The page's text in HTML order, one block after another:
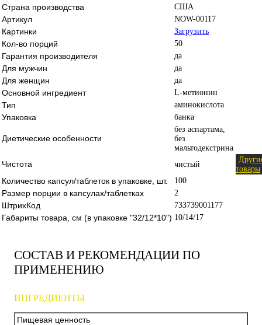
Страна производства США
Артикул NOW-00117
Картинки Загрузить
Кол-во порций 50
Гарантия производителя да
Для мужчин да
Для женщин да
Основной ингредиент L-метионин
Тип аминокислота
Упаковка банка
Диетические особенности
без аспартама,
без
мальтодекстрина
Чистота чистый
товары
Количество капсул/таблеток в упаковке, шт. 100
Размер порции в капсулах/таблетках 2
ШтрихКод 733739001177
Габариты товара, см (в упаковке "32/12*10") 10/14/17
СОСТАВ И РЕКОМЕНДАЦИИ ПО
ПРИМЕНЕНИЮ
ИНГРЕДИЕНТЫ
Пищевая ценность